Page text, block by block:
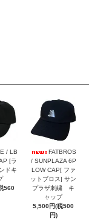
/ LB
[ラ
ドキ
560
FATBROS
/ SUNPLAZA 6P
LOW CAP[ ファ
ットブロス] サン
プラザ刺繍 キ
ャップ
5,500円(税500
円)